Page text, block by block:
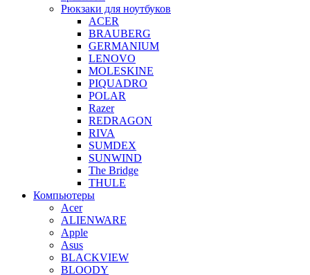
Рюкзаки для ноутбуков
ACER
BRAUBERG
GERMANIUM
LENOVO
MOLESKINE
PIQUADRO
POLAR
Razer
REDRAGON
RIVA
SUMDEX
SUNWIND
The Bridge
THULE
Компьютеры
Acer
ALIENWARE
Apple
Asus
BLACKVIEW
BLOODY